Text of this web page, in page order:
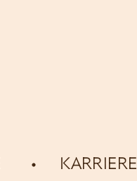
KARRIERE